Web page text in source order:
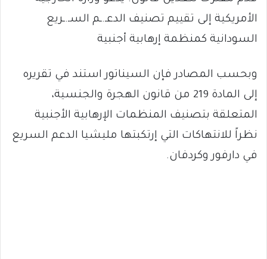
الأمريكية إلى تقييم تصنيف الدعـ.ـم السـ.ـريع
السودانية كمنظمة إرهابية أجنبية
وبحسب المصادر فإن السيناتور استند في تقريره
إلى المادة 219 من قانون الهجرة والجنسية،
المتعلقة بتصنيف المنظمات الإرهابية الأجنبية
نظراً للانتهاكات التي إرتكبتها مليشيا الدعم السريع
في دارفور وكردفان.